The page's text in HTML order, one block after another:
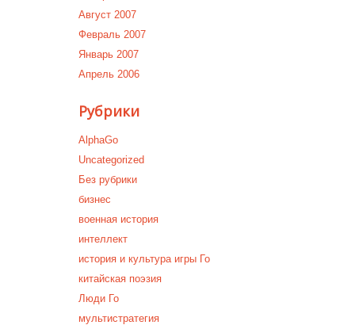
Август 2007
Февраль 2007
Январь 2007
Апрель 2006
Рубрики
AlphaGo
Uncategorized
Без рубрики
бизнес
военная история
интеллект
история и культура игры Го
китайская поэзия
Люди Го
мультистратегия